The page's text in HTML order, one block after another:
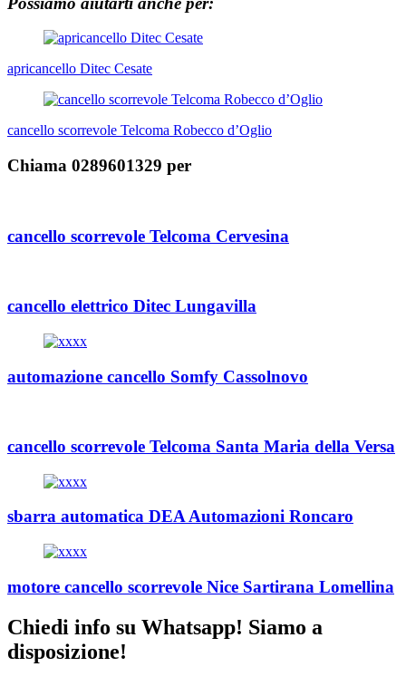
Navigazione
articoli
apricancello Ditec Cesate
cancello scorrevole Telcoma Robecco d’Oglio
Chiama 0289601329 per
cancello scorrevole Telcoma Cervesina
cancello elettrico Ditec Lungavilla
automazione cancello Somfy Cassolnovo
cancello scorrevole Telcoma Santa Maria della Versa
sbarra automatica DEA Automazioni Roncaro
motore cancello scorrevole Nice Sartirana Lomellina
Chiedi info su Whatsapp! Siamo a
disposizione!